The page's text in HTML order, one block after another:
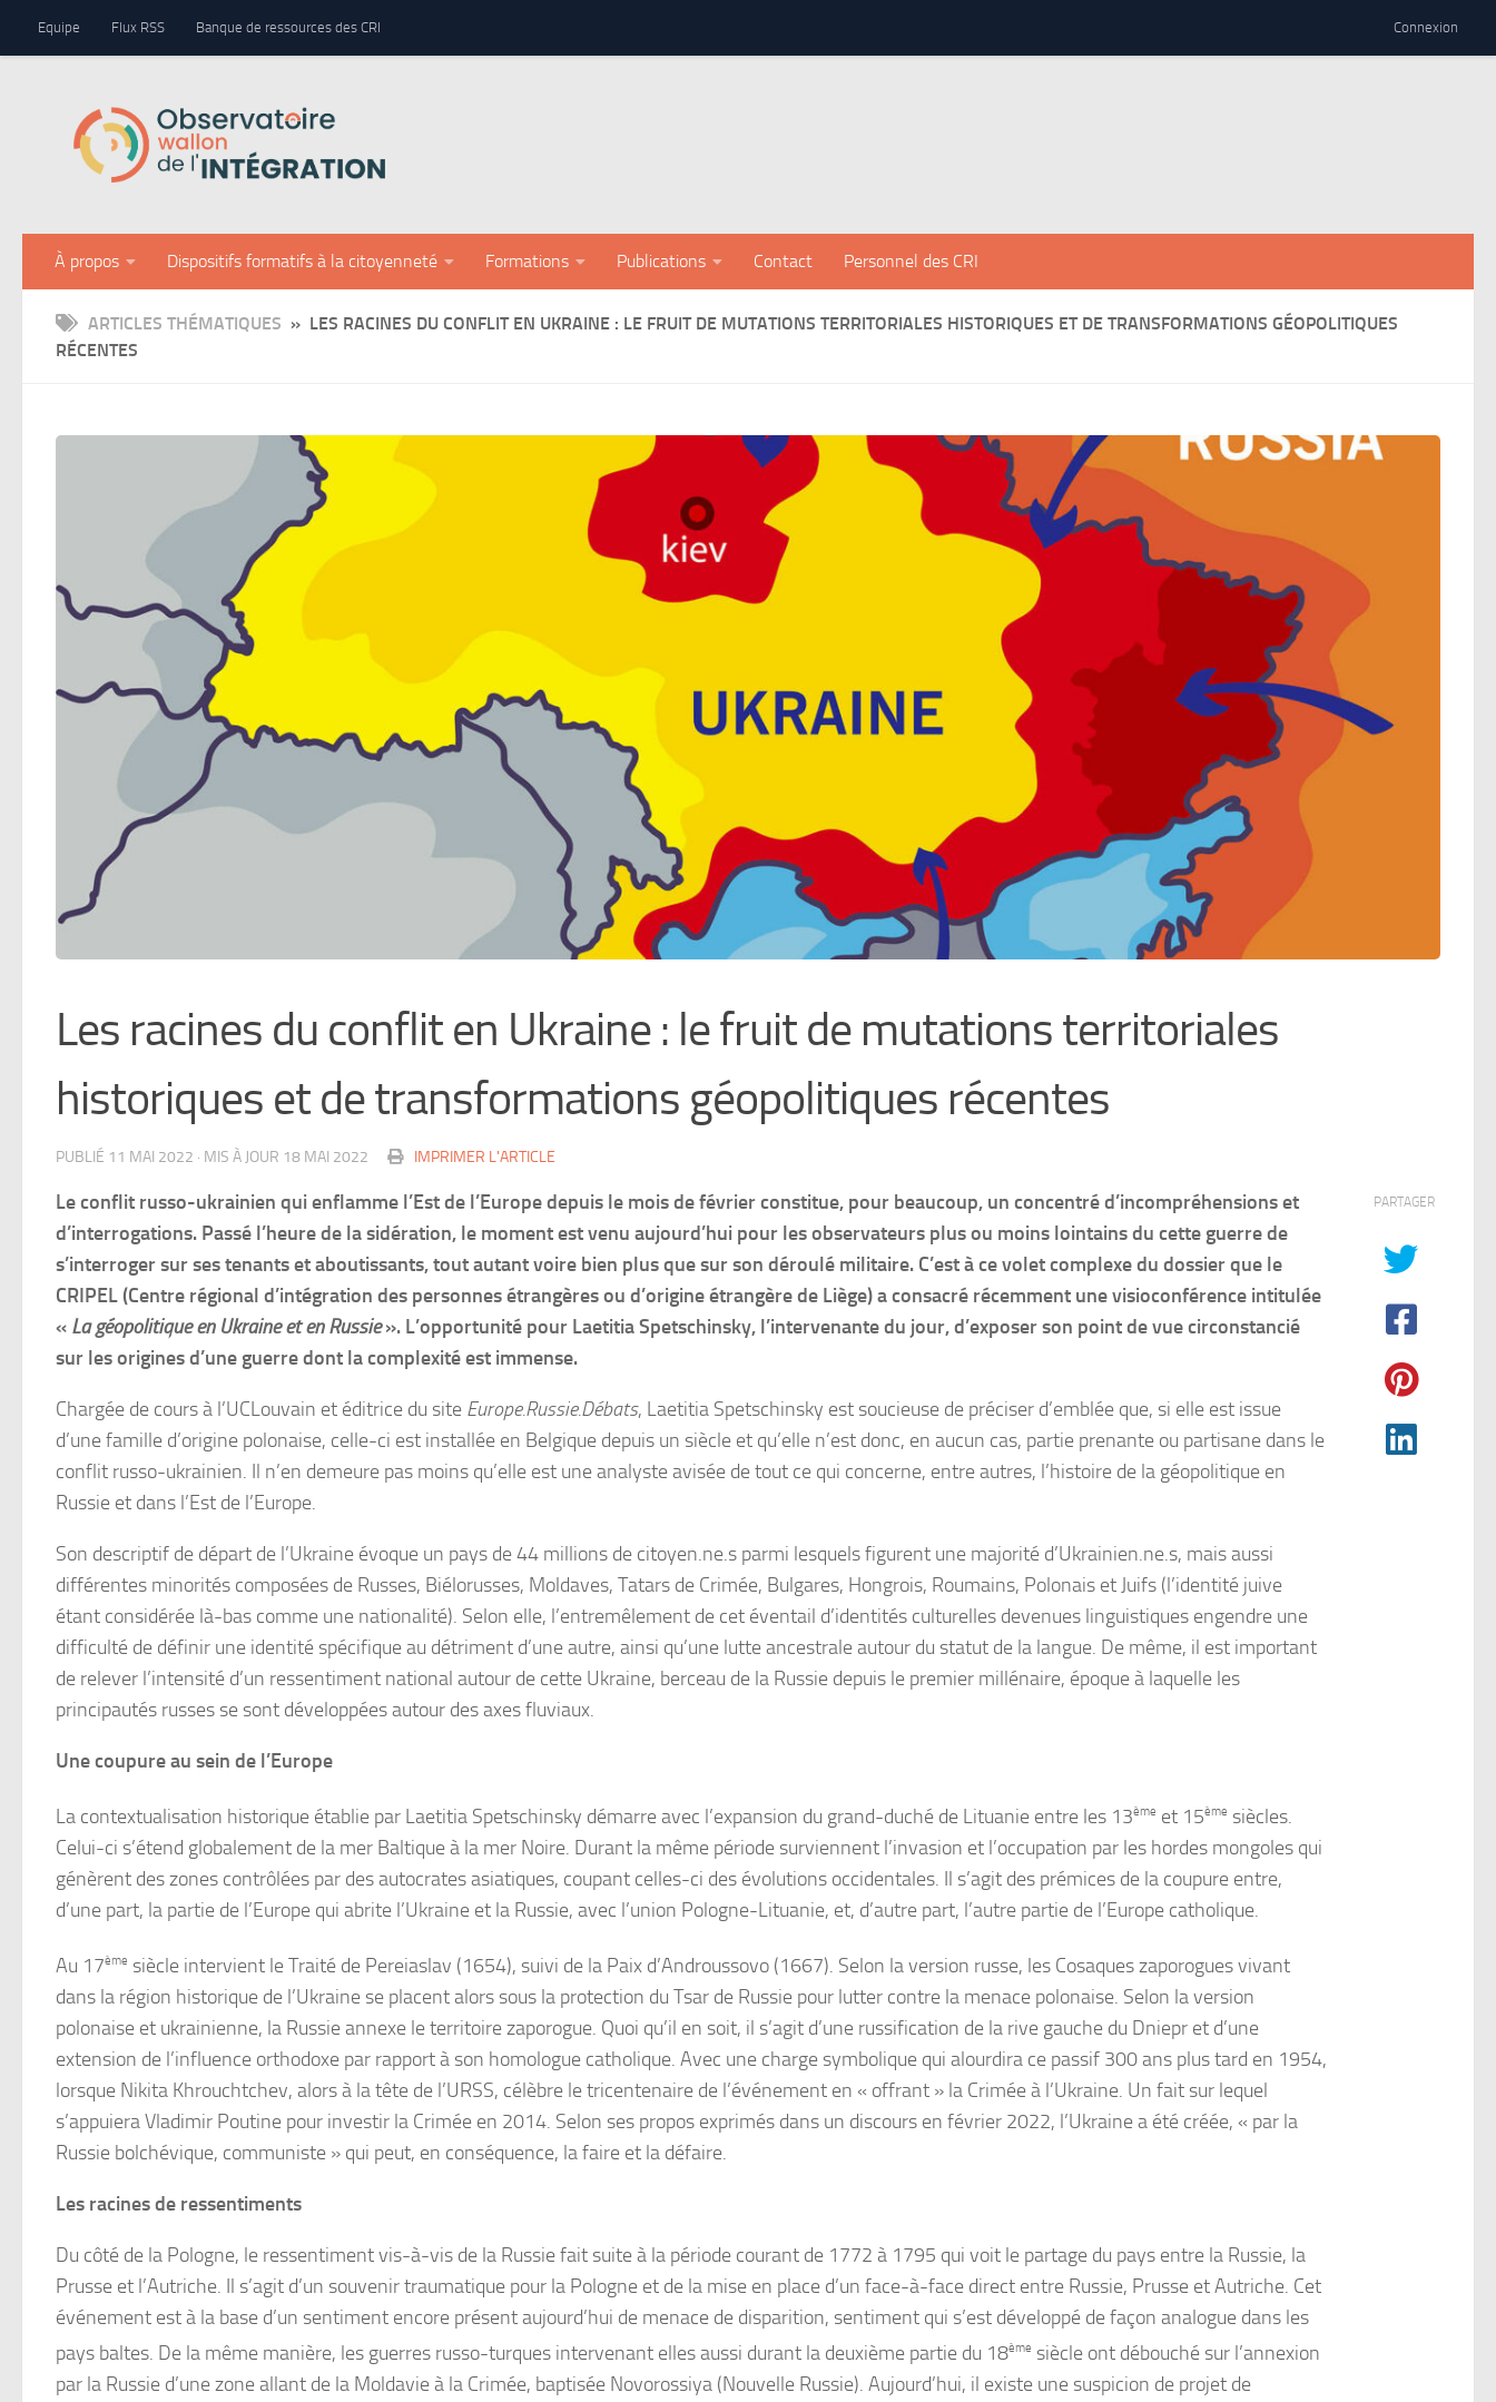
Skip to content
Equipe Flux RSS Banque de ressources des CRI Connexion
À propos Dispositifs formatifs à la citoyenneté Formations Publications Contact Personnel des CRI
ARTICLES THÉMATIQUES » LES RACINES DU CONFLIT EN UKRAINE : LE FRUIT DE MUTATIONS TERRITORIALES HISTORIQUES ET DE TRANSFORMATIONS GÉOPOLITIQUES
RÉCENTES
Les racines du conflit en Ukraine : le fruit de mutations territoriales
historiques et de transformations géopolitiques récentes
PUBLIÉ 11 MAI 2022 · MIS À JOUR 18 MAI 2022 IMPRIMER L'ARTICLE
Le conflit russo-ukrainien qui enflamme l’Est de l’Europe depuis le mois de février constitue, pour beaucoup, un concentré d’incompréhensions et
d’interrogations. Passé l’heure de la sidération, le moment est venu aujourd’hui pour les observateurs plus ou moins lointains du cette guerre de
s’interroger sur ses tenants et aboutissants, tout autant voire bien plus que sur son déroulé militaire. C’est à ce volet complexe du dossier que le
CRIPEL (Centre régional d’intégration des personnes étrangères ou d’origine étrangère de Liège) a consacré récemment une visioconférence intitulée
« La géopolitique en Ukraine et en Russie». L’opportunité pour Laetitia Spetschinsky, l’intervenante du jour, d’exposer son point de vue circonstancié
sur les origines d’une guerre dont la complexité est immense.
Chargée de cours à l’UCLouvain et éditrice du site Europe.Russie.Débats, Laetitia Spetschinsky est soucieuse de préciser d’emblée que, si elle est issue
d’une famille d’origine polonaise, celle-ci est installée en Belgique depuis un siècle et qu’elle n’est donc, en aucun cas, partie prenante ou partisane dans le
conflit russo-ukrainien. Il n’en demeure pas moins qu’elle est une analyste avisée de tout ce qui concerne, entre autres, l’histoire de la géopolitique en
Russie et dans l’Est de l’Europe.
Son descriptif de départ de l’Ukraine évoque un pays de 44 millions de citoyen.ne.s parmi lesquels figurent une majorité d’Ukrainien.ne.s, mais aussi
différentes minorités composées de Russes, Biélorusses, Moldaves, Tatars de Crimée, Bulgares, Hongrois, Roumains, Polonais et Juifs (l’identité juive
étant considérée là-bas comme une nationalité). Selon elle, l’entremêlement de cet éventail d’identités culturelles devenues linguistiques engendre une
difficulté de définir une identité spécifique au détriment d’une autre, ainsi qu’une lutte ancestrale autour du statut de la langue. De même, il est important
de relever l’intensité d’un ressentiment national autour de cette Ukraine, berceau de la Russie depuis le premier millénaire, époque à laquelle les
principautés russes se sont développées autour des axes fluviaux.
Une coupure au sein de l’Europe
La contextualisation historique établie par Laetitia Spetschinsky démarre avec l’expansion du grand-duché de Lituanie entre les 13ème et 15ème siècles.
Celui-ci s’étend globalement de la mer Baltique à la mer Noire. Durant la même période surviennent l’invasion et l’occupation par les hordes mongoles qui
génèrent des zones contrôlées par des autocrates asiatiques, coupant celles-ci des évolutions occidentales. Il s’agit des prémices de la coupure entre,
d’une part, la partie de l’Europe qui abrite l’Ukraine et la Russie, avec l’union Pologne-Lituanie, et, d’autre part, l’autre partie de l’Europe catholique.
Au 17ème siècle intervient le Traité de Pereiaslav (1654), suivi de la Paix d’Androussovo (1667). Selon la version russe, les Cosaques zaporogues vivant
dans la région historique de l’Ukraine se placent alors sous la protection du Tsar de Russie pour lutter contre la menace polonaise. Selon la version
polonaise et ukrainienne, la Russie annexe le territoire zaporogue. Quoi qu’il en soit, il s’agit d’une russification de la rive gauche du Dniepr et d’une
extension de l’influence orthodoxe par rapport à son homologue catholique. Avec une charge symbolique qui alourdira ce passif 300 ans plus tard en 1954,
lorsque Nikita Khrouchtchev, alors à la tête de l’URSS, célèbre le tricentenaire de l’événement en « offrant » la Crimée à l’Ukraine. Un fait sur lequel
s’appuiera Vladimir Poutine pour investir la Crimée en 2014. Selon ses propos exprimés dans un discours en février 2022, l’Ukraine a été créée, « par la
Russie bolchévique, communiste » qui peut, en conséquence, la faire et la défaire.
Les racines de ressentiments
Du côté de la Pologne, le ressentiment vis-à-vis de la Russie fait suite à la période courant de 1772 à 1795 qui voit le partage du pays entre la Russie, la
Prusse et l’Autriche. Il s’agit d’un souvenir traumatique pour la Pologne et de la mise en place d’un face-à-face direct entre Russie, Prusse et Autriche. Cet
événement est à la base d’un sentiment encore présent aujourd’hui de menace de disparition, sentiment qui s’est développé de façon analogue dans les
pays baltes. De la même manière, les guerres russo-turques intervenant elles aussi durant la deuxième partie du 18ème siècle ont débouché sur l’annexion
par la Russie d’une zone allant de la Moldavie à la Crimée, baptisée Novorossiya (Nouvelle Russie). Aujourd’hui, il existe une suspicion de projet de
PARTAGER